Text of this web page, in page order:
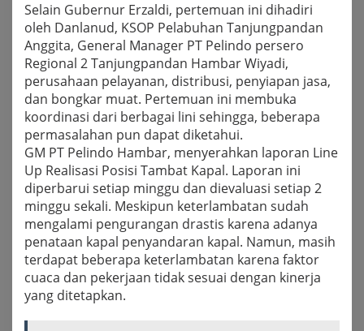
Selain Gubernur Erzaldi, pertemuan ini dihadiri
oleh Danlanud, KSOP Pelabuhan Tanjungpandan
Anggita, General Manager PT Pelindo persero
Regional 2 Tanjungpandan Hambar Wiyadi,
perusahaan pelayanan, distribusi, penyiapan jasa,
dan bongkar muat. Pertemuan ini membuka
koordinasi dari berbagai lini sehingga, beberapa
permasalahan pun dapat diketahui.
GM PT Pelindo Hambar, menyerahkan laporan Line
Up Realisasi Posisi Tambat Kapal. Laporan ini
diperbarui setiap minggu dan dievaluasi setiap 2
minggu sekali. Meskipun keterlambatan sudah
mengalami pengurangan drastis karena adanya
penataan kapal penyandaran kapal. Namun, masih
terdapat beberapa keterlambatan karena faktor
cuaca dan pekerjaan tidak sesuai dengan kinerja
yang ditetapkan.